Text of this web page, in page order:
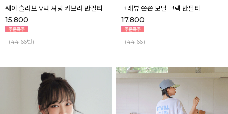
웨이 슬라브 V넥 셔링 카브라 반팔티
15,800
F(44-66반)
크래뷰 쫀쫀 모달 크랙 반팔티
17,800
F(44-66)